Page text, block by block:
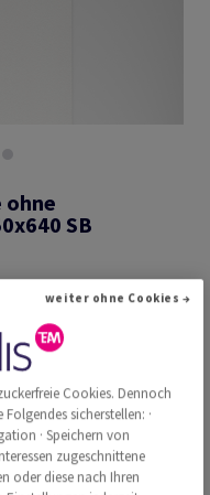
ohne
SB
ohne Wasserzeichen,
x 640mm, SRA2, SB,
Produkt weiterempfehlen
Cookies. Dennoch
sicherstellen: ·
· Speichern von
zugeschnittene
oder diese nach Ihren
weiter ohne Cookies →